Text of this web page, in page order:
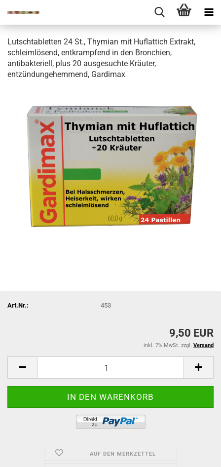
Lutschtabletten 24 St., Thymian mit Huflattich Extrakt,
schleimlösend, entkrampfend in den Bronchien,
antibakteriell, plus 20 ausgesuchte Kräuter,
entzündungehemmend, Gardimax
Art.Nr.: 453
9,50 EUR
inkl. 7% MwSt. zzgl. Versand
AUF DEN MERKZETTEL